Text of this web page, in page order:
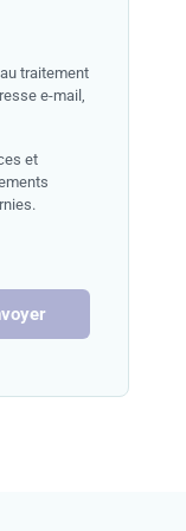
traitement
e-mail,
et